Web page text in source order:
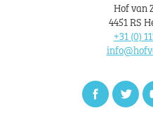
Hof van
4451 RS
+31 (0)